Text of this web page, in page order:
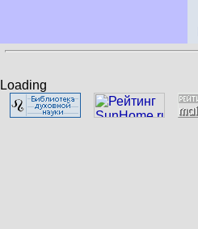
Loading